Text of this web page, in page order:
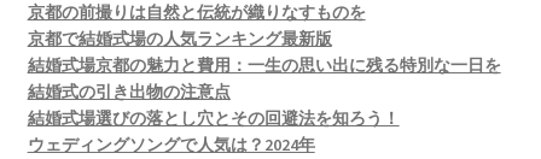
京都の前撮りは自然と伝統が織りなすものを
京都で結婚式場の人気ランキング最新版
結婚式場京都の魅力と費用：一生の思い出に残る特別な一日を
結婚式の引き出物の注意点
結婚式場選びの落とし穴とその回避法を知ろう！
ウェディングソングで人気は？2024年